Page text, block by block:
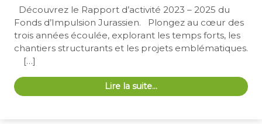
Découvrez le Rapport d’activité 2023 – 2025 du
Fonds d’Impulsion Jurassien. Plongez au cœur des
trois années écoulée, explorant les temps forts, les
chantiers structurants et les projets emblématiques.
[…]
Lire la suite…